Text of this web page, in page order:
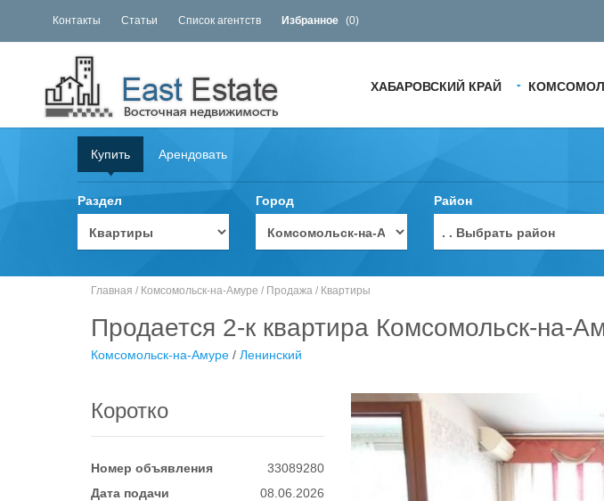
Контакты Статьи Список агентств Избранное (0)
ХАБАРОВСКИЙ КРАЙ
Купить Арендовать
Раздел Город Район
. . Выбрать район
Главная / Комсомольск-на-Амуре / Продажа / Квартиры
Продается 2-к квартира Комсомольск-на-
Комсомольск-на-Амуре / Ленинский
Коротко
Номер объявления
33089280
Дата подачи
08.06.2026